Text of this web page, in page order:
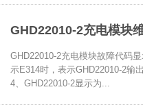
GHD22010-2充电模块
GHD22010-2充电模块故障代码
示E314时，表示GHD22010-2输
4、GHD22010-2显示为...